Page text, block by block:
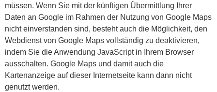
müssen. Wenn Sie mit der künftigen Übermittlung Ihrer
Daten an Google im Rahmen der Nutzung von Google Maps
nicht einverstanden sind, besteht auch die Möglichkeit, den
Webdienst von Google Maps vollständig zu deaktivieren,
indem Sie die Anwendung JavaScript in Ihrem Browser
ausschalten. Google Maps und damit auch die
Kartenanzeige auf dieser Internetseite kann dann nicht
genutzt werden.